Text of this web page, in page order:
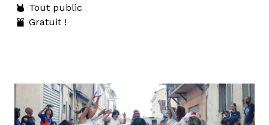
Tout public
Gratuit !